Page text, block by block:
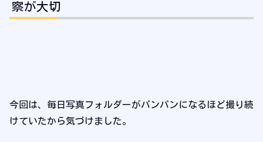
察が大切
今回は、毎日写真フォルダーがパンパンになるほど撮り続
けていたから気づけました。